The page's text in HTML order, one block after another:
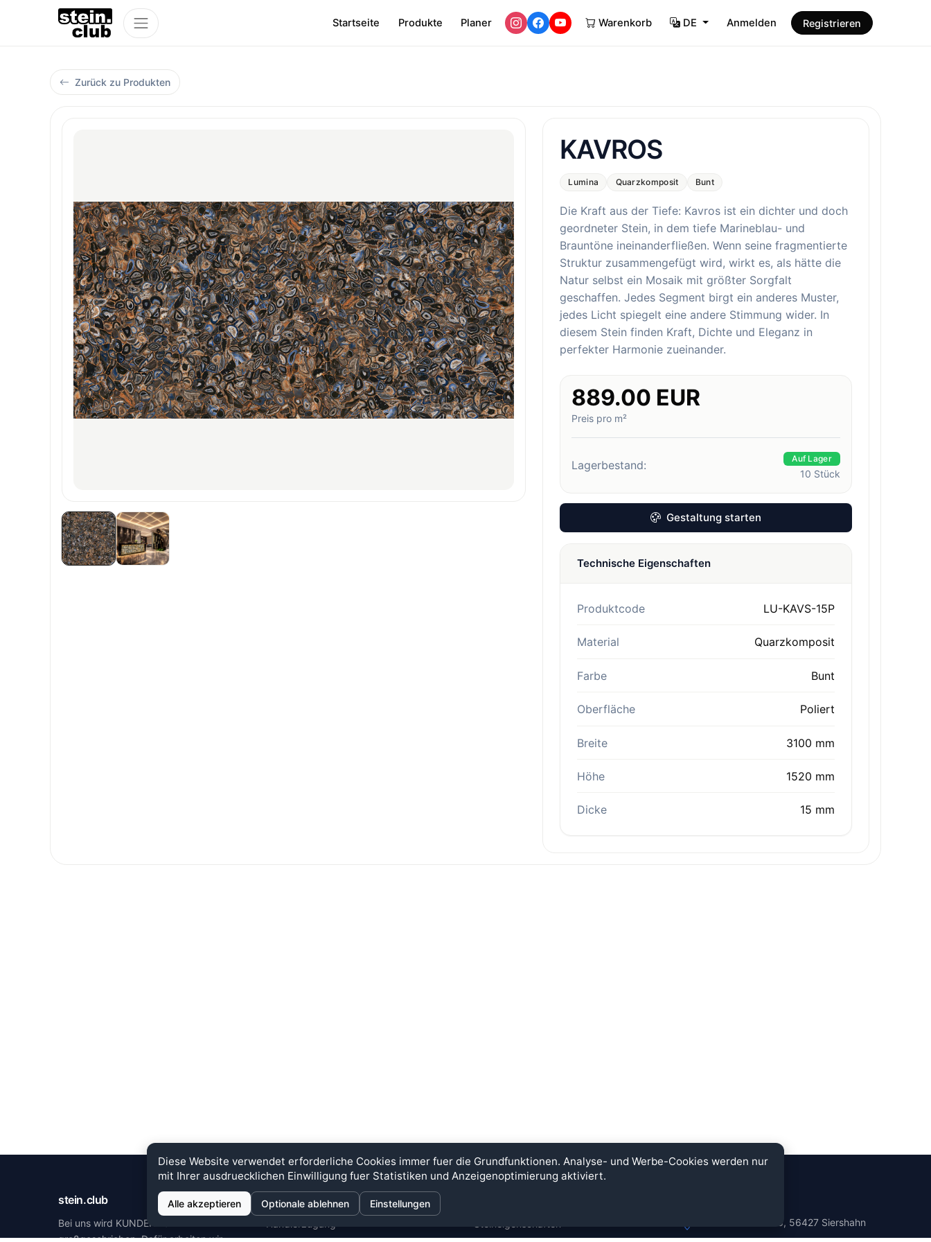
Startseite Produkte Planer Warenkorb DE Anmelden Registrieren
Zurück zu Produkten
KAVROS
Lumina Quarzkomposit Bunt
Die Kraft aus der Tiefe: Kavros ist ein dichter und doch
geordneter Stein, in dem tiefe Marineblau- und
Brauntöne ineinanderfließen. Wenn seine fragmentierte
Struktur zusammengefügt wird, wirkt es, als hätte die
Natur selbst ein Mosaik mit größter Sorgfalt
geschaffen. Jedes Segment birgt ein anderes Muster,
jedes Licht spiegelt eine andere Stimmung wider. In
diesem Stein finden Kraft, Dichte und Eleganz in
perfekter Harmonie zueinander.
889.00 EUR
Preis pro m²
Lagerbestand: Auf Lager
10 Stück
Gestaltung starten
Technische Eigenschaften
Produktcode LU-KAVS-15P
Material Quarzkomposit
Farbe Bunt
Oberfläche Poliert
Breite 3100 mm
Höhe 1520 mm
Dicke 15 mm
Diese Website verwendet erforderliche Cookies immer fuer die Grundfunktionen. Analyse- und Werbe-Cookies werden nur
mit Ihrer ausdruecklichen Einwilligung fuer Statistiken und Anzeigenoptimierung aktiviert.
Alle akzeptieren Optionale ablehnen Einstellungen
stein.club
Bei uns wird KUNDENZUFRIEDENHEIT
großgeschrieben. Dafür arbeiten wir
MEHR ÜBER
Auf der Schwarz 38, 56427 Siershahn